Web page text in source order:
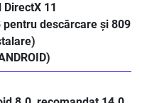
11
pentru descărcare și 809